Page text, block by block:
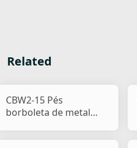
Related
CBW2-15 Pés
borboleta de metal